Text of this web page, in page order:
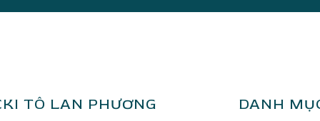
TÔ LAN PHƯƠNG DANH